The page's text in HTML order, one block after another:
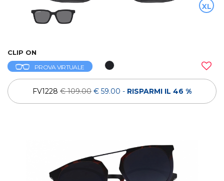
XL
CLIP ON
PROVA VIRTUALE
FV1228 € 109.00 € 59.00 - RISPARMI IL 46 %